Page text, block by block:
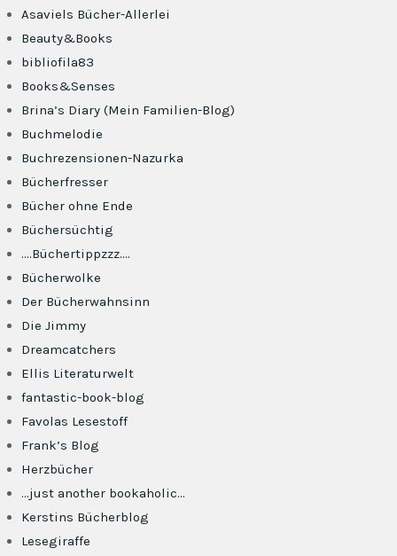
Asaviels Bücher-Allerlei
Beauty&Books
bibliofila83
Books&Senses
Brina’s Diary (Mein Familien-Blog)
Buchmelodie
Buchrezensionen-Nazurka
Bücherfresser
Bücher ohne Ende
Büchersüchtig
….Büchertippzzz….
Bücherwolke
Der Bücherwahnsinn
Die Jimmy
Dreamcatchers
Ellis Literaturwelt
fantastic-book-blog
Favolas Lesestoff
Frank’s Blog
Herzbücher
…just another bookaholic…
Kerstins Bücherblog
Lesegiraffe